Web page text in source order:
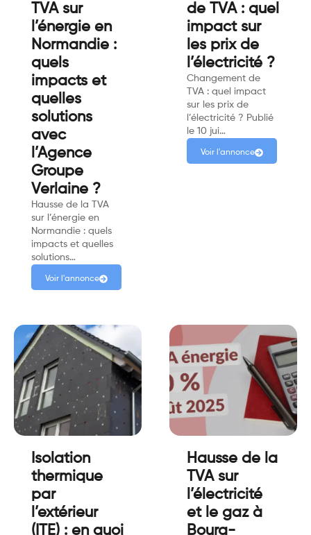
TVA sur
l’énergie en
Normandie :
quels
impacts et
quelles
solutions
avec
l’Agence
Groupe
Verlaine ?
Hausse de la TVA
sur l’énergie en
Normandie : quels
impacts et quelles
solutions…
Voir l'annonce
de TVA : quel
impact sur
les prix de
l’électricité ?
Changement de
TVA : quel impact
sur les prix de
l’électricité ? Publié
le 10 jui…
Voir l'annonce
Isolation
thermique
par
l’extérieur
(ITE) : en quoi
Hausse de la
TVA sur
l’électricité
et le gaz à
Bourg-